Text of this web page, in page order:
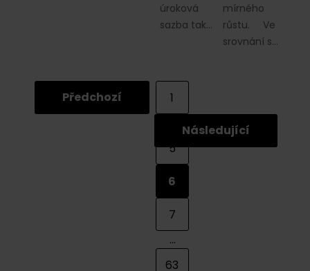
úroková
sazba tak…
mírného
růstu. Ve
srovnání s…
Předchozí
1
5
6
7
...
63
Následující